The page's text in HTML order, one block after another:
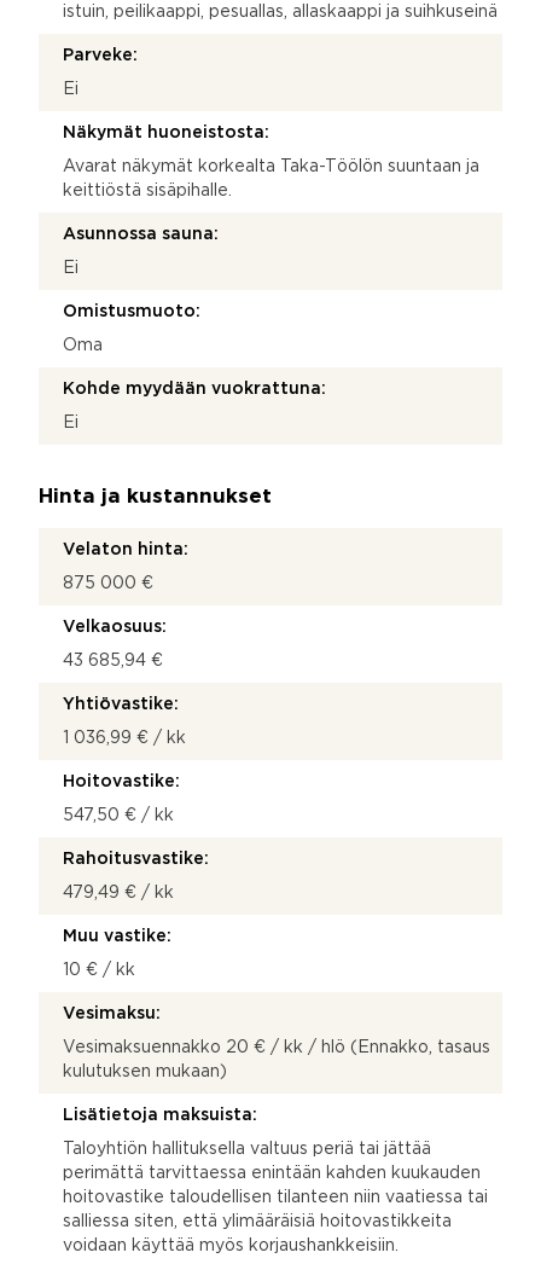
istuin, peilikaappi, pesuallas, allaskaappi ja suihkuseinä
Parveke:
Ei
Näkymät huoneistosta:
Avarat näkymät korkealta Taka-Töölön suuntaan ja
keittiöstä sisäpihalle.
Asunnossa sauna:
Ei
Omistusmuoto:
Oma
Kohde myydään vuokrattuna:
Ei
Hinta ja kustannukset
Velaton hinta:
875 000 €
Velkaosuus:
43 685,94 €
Yhtiövastike:
1 036,99 € / kk
Hoitovastike:
547,50 € / kk
Rahoitusvastike:
479,49 € / kk
Muu vastike:
10 € / kk
Vesimaksu:
Vesimaksuennakko 20 € / kk / hlö (Ennakko, tasaus
kulutuksen mukaan)
Lisätietoja maksuista:
Taloyhtiön hallituksella valtuus periä tai jättää
perimättä tarvittaessa enintään kahden kuukauden
hoitovastike taloudellisen tilanteen niin vaatiessa tai
salliessa siten, että ylimääräisiä hoitovastikkeita
voidaan käyttää myös korjaushankkeisiin.